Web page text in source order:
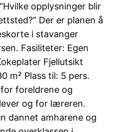
opplysninger blir
Der er planen å
i stavanger
Fasiliteter: Egen
Fjellutsikt
m² Plass til: 5 pers.
foreldrene og
og for læreren.
dannet amharene og